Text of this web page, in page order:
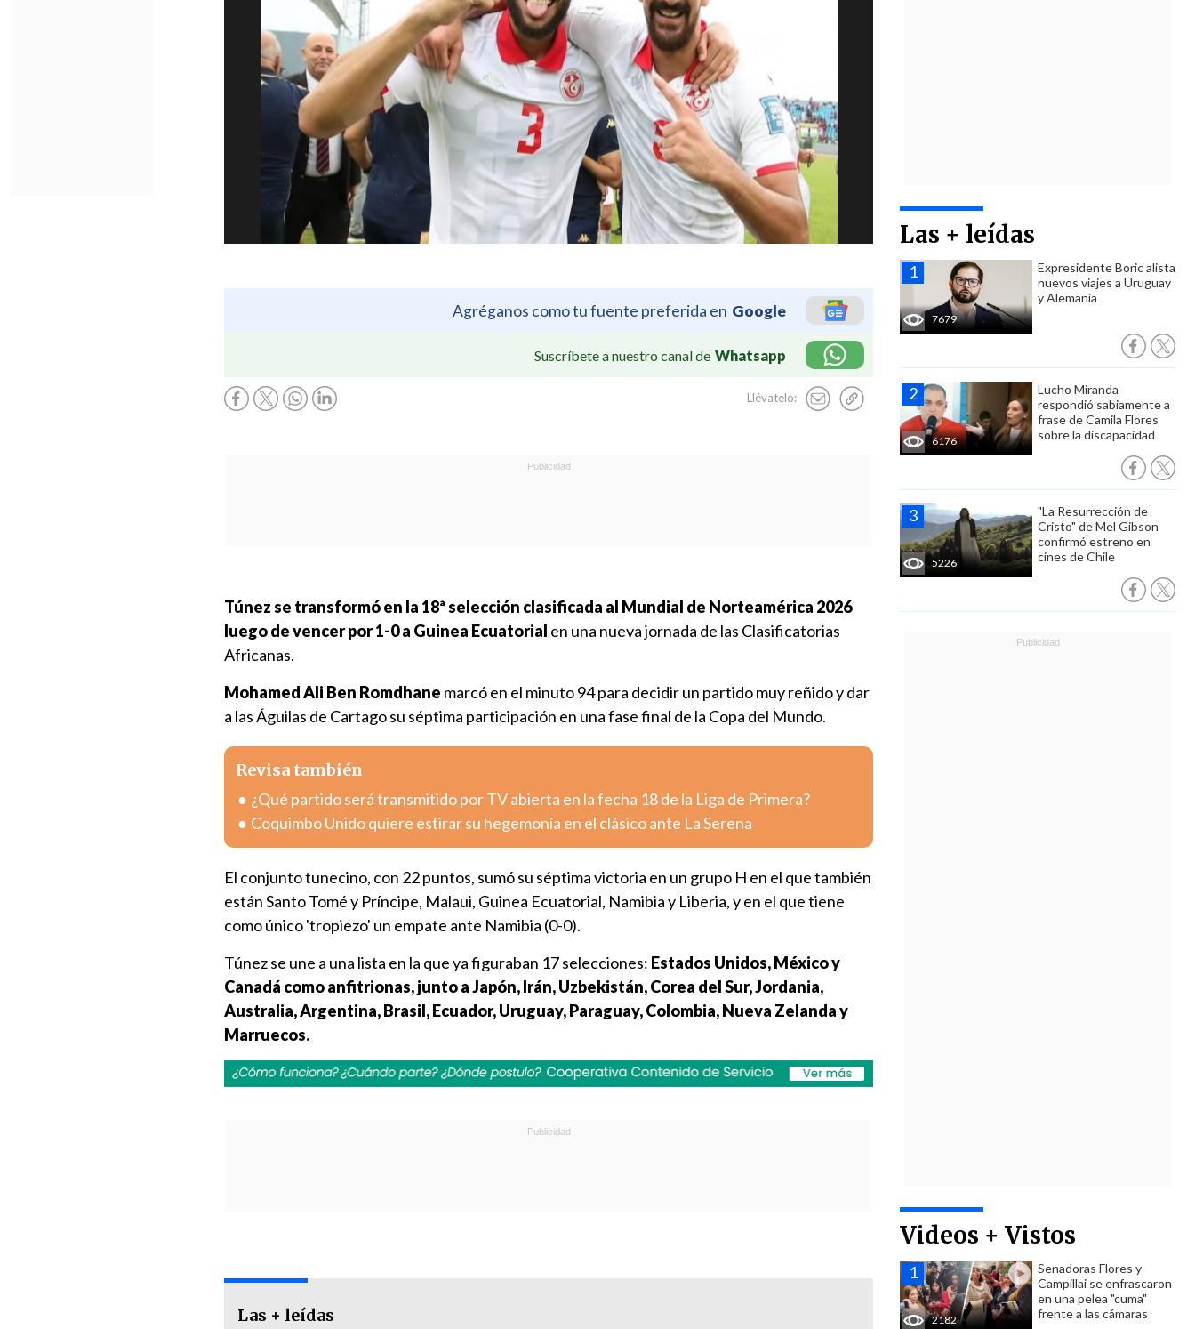
Agréganos como tu fuente preferida en Google
Suscríbete a nuestro canal de Whatsapp
Llévatelo:
Las + leídas
7679
Expresidente Boric alista
nuevos viajes a Uruguay
y Alemania
6176
Lucho Miranda
respondió sabiamente a
frase de Camila Flores
sobre la discapacidad
5226
"La Resurrección de
Cristo" de Mel Gibson
confirmó estreno en
cines de Chile
Videos + Vistos
2182
Senadoras Flores y
Campillai se enfrascaron
en una pelea "cuma"
frente a las cámaras
Túnez se transformó en la 18ª selección clasificada al Mundial de Norteamérica 2026
luego de vencer por 1-0 a Guinea Ecuatorial en una nueva jornada de las Clasificatorias
Africanas.
Mohamed Ali Ben Romdhane marcó en el minuto 94 para decidir un partido muy reñido y dar
a las Águilas de Cartago su séptima participación en una fase final de la Copa del Mundo.
Revisa también
¿Qué partido será transmitido por TV abierta en la fecha 18 de la Liga de Primera?
Coquimbo Unido quiere estirar su hegemonía en el clásico ante La Serena
El conjunto tunecino, con 22 puntos, sumó su séptima victoria en un grupo H en el que también
están Santo Tomé y Príncipe, Malaui, Guinea Ecuatorial, Namibia y Liberia, y en el que tiene
como único 'tropiezo' un empate ante Namibia (0-0).
Túnez se une a una lista en la que ya figuraban 17 selecciones: Estados Unidos, México y
Canadá como anfitrionas, junto a Japón, Irán, Uzbekistán, Corea del Sur, Jordania,
Australia, Argentina, Brasil, Ecuador, Uruguay, Paraguay, Colombia, Nueva Zelanda y
Marruecos.
Las + leídas